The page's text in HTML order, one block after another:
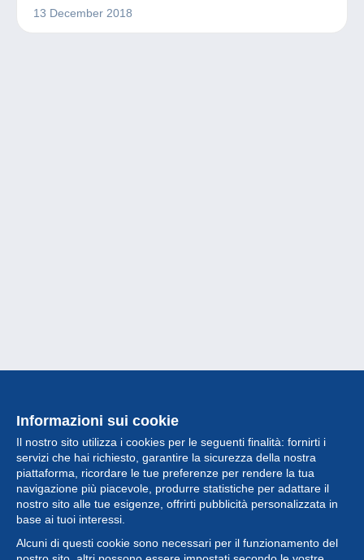
13 December 2018
Informazioni sui cookie
Il nostro sito utilizza i cookies per le seguenti finalità: fornirti i
servizi che hai richiesto, garantire la sicurezza della nostra
piattaforma, ricordare le tue preferenze per rendere la tua
navigazione più piacevole, produrre statistiche per adattare il
nostro sito alle tue esigenze, offrirti pubblicità personalizzata in
base ai tuoi interessi.
Alcuni di questi cookie sono necessari per il funzionamento del
Collezione
Novità